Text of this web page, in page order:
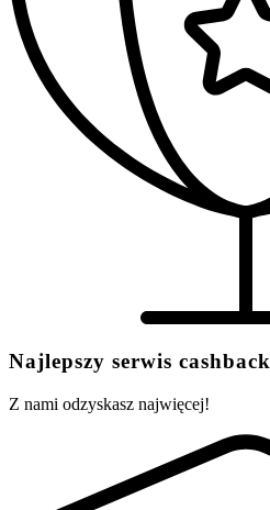
Najlepszy serwis cashback
Z nami odzyskasz najwięcej!